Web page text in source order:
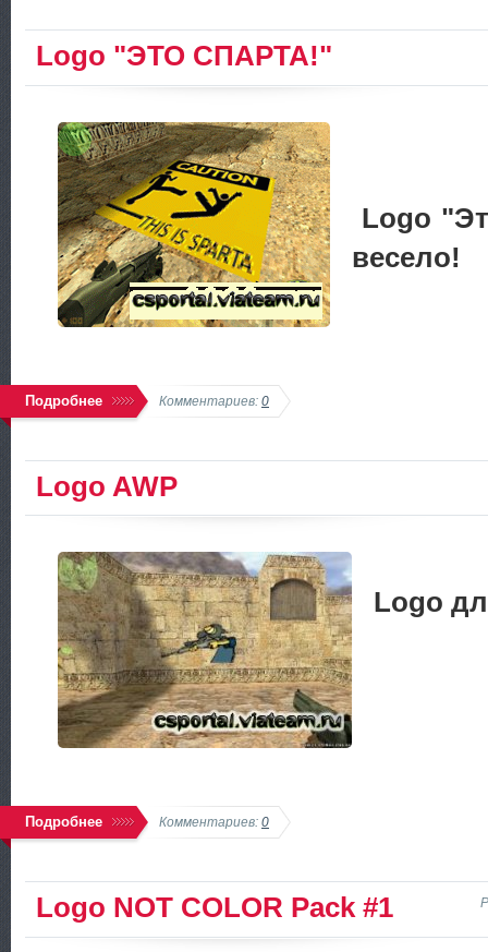
Logo "ЭТО СПАРТА!"
Logo
весело!
Подробнее Комментариев: 0
Logo AWP
Logo
Подробнее Комментариев: 0
Logo NOT COLOR Pack #1